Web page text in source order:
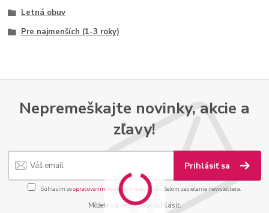
Letná obuv
Pre najmenších (1-3 roky)
Nepremeškajte novinky, akcie a
zľavy!
Prihlásiť sa
Súhlasím sospracovaním osobných údajovza účelom zasielania newslettera.
Môžete sa kedykoľvek odhlásiť.